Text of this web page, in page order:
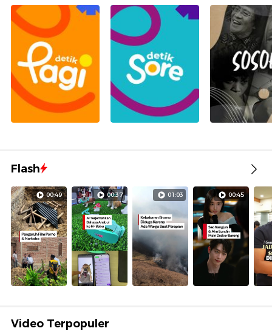
Flash
00:49 00:37 01:03 00:45
Video Terpopuler